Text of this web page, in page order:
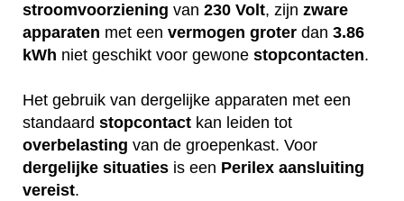
stroomvoorziening van 230 Volt, zijn zware
apparaten met een vermogen groter dan 3.86
kWh niet geschikt voor gewone stopcontacten.
Het gebruik van dergelijke apparaten met een
standaard stopcontact kan leiden tot
overbelasting van de groepenkast. Voor
dergelijke situaties is een Perilex aansluiting
vereist.